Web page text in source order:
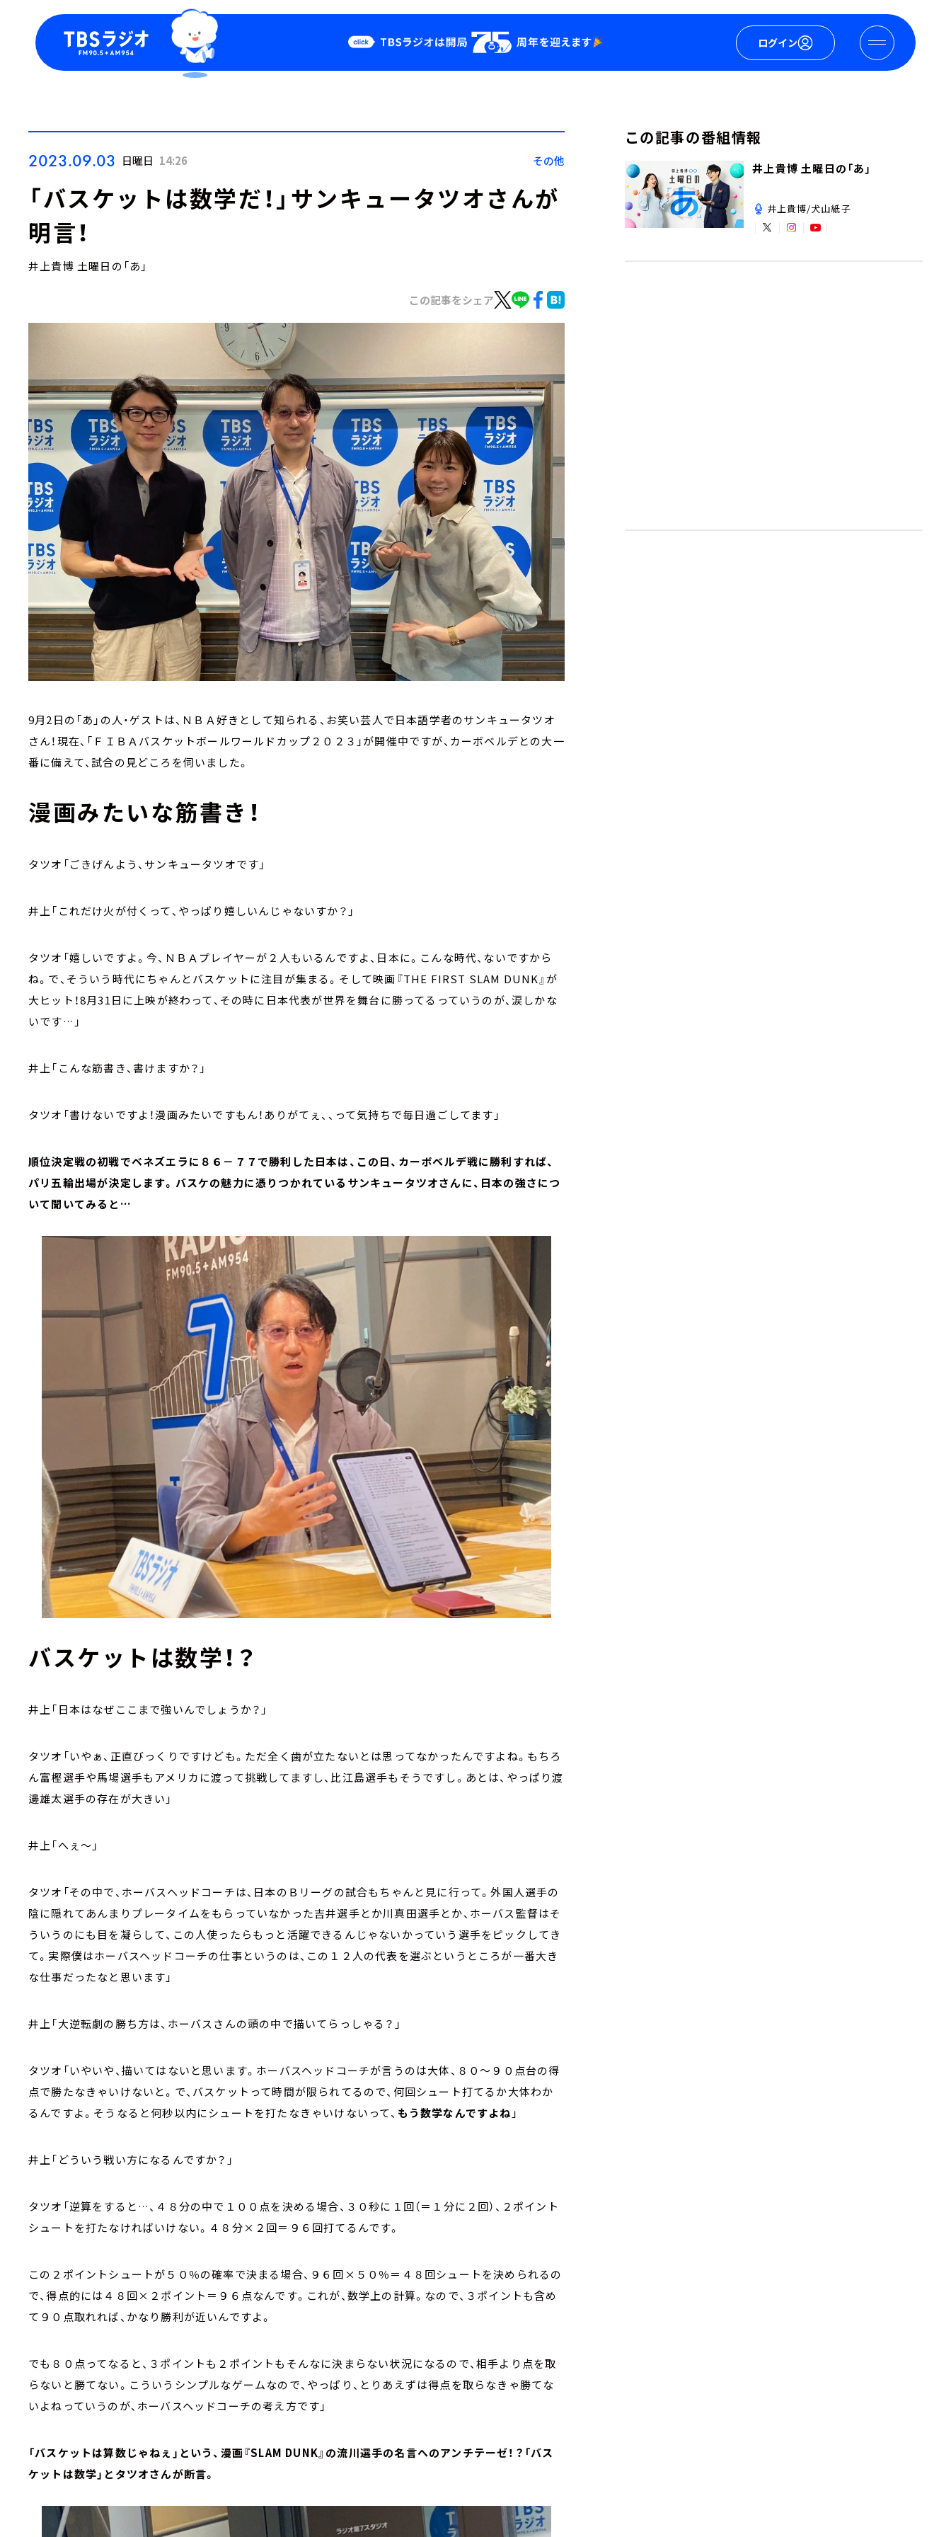
ログイン
Podcast
YouTube
2023.09.03 日曜日 14:26 その他
「バスケットは数学だ！」サンキュータツオさんが
明言！
井上貴博 土曜日の「あ」
この記事をシェア
9月2日の「あ」の人・ゲストは、ＮＢＡ好きとして知られる、お笑い芸人で日本語学者のサンキュータツオ
さん！現在、「ＦＩＢＡバスケットボールワールドカップ２０２３」が開催中ですが、カーボベルデとの大一
番に備えて、試合の見どころを伺いました。
漫画みたいな筋書き！
タツオ「ごきげんよう、サンキュータツオです」
井上「これだけ火が付くって、やっぱり嬉しいんじゃないすか？」
タツオ「嬉しいですよ。今、ＮＢＡプレイヤーが２人もいるんですよ、日本に。こんな時代、ないですから
ね。で、そういう時代にちゃんとバスケットに注目が集まる。そして映画『THE FIRST SLAM DUNK』が
大ヒット！8月31日に上映が終わって、その時に日本代表が世界を舞台に勝ってるっていうのが、涙しかな
いです…」
井上「こんな筋書き、書けますか？」
タツオ「書けないですよ！漫画みたいですもん！ありがてぇ、、って気持ちで毎日過ごしてます」
順位決定戦の初戦でベネズエラに８６－７７で勝利した日本は、この日、カーボベルデ戦に勝利すれば、
パリ五輪出場が決定します。バスケの魅力に憑りつかれているサンキュータツオさんに、日本の強さにつ
いて聞いてみると…
バスケットは数学！？
井上「日本はなぜここまで強いんでしょうか？」
タツオ「いやぁ、正直びっくりですけども。ただ全く歯が立たないとは思ってなかったんですよね。もちろ
ん富樫選手や馬場選手もアメリカに渡って挑戦してますし、比江島選手もそうですし。あとは、やっぱり渡
邊雄太選手の存在が大きい」
井上「へぇ～」
タツオ「その中で、ホーバスヘッドコーチは、日本のＢリーグの試合もちゃんと見に行って。外国人選手の
陰に隠れてあんまりプレータイムをもらっていなかった吉井選手とか川真田選手とか、ホーバス監督はそ
ういうのにも目を凝らして、この人使ったらもっと活躍できるんじゃないかっていう選手をピックしてき
て。実際僕はホーバスヘッドコーチの仕事というのは、この１２人の代表を選ぶというところが一番大き
な仕事だったなと思います」
井上「大逆転劇の勝ち方は、ホーバスさんの頭の中で描いてらっしゃる？」
タツオ「いやいや、描いてはないと思います。ホーバスヘッドコーチが言うのは大体、８０～９０点台の得
点で勝たなきゃいけないと。で、バスケットって時間が限られてるので、何回シュート打てるか大体わか
るんですよ。そうなると何秒以内にシュートを打たなきゃいけないって、 もう数学なんですよね 」
井上「どういう戦い方になるんですか？」
タツオ「逆算をすると…、４８分の中で１００点を決める場合、３０秒に１回（＝１分に２回）、２ポイント
シュートを打たなければいけない。４８分×２回＝９６回打てるんです。
この２ポイントシュートが５０％の確率で決まる場合、９６回×５０％＝４８回シュートを決められるの
で、得点的には４８回×２ポイント＝９６点なんです。これが、数学上の計算。なので、３ポイントも含め
て９０点取れれば、かなり勝利が近いんですよ。
でも８０点ってなると、３ポイントも２ポイントもそんなに決まらない状況になるので、相手より点を取
らないと勝てない。こういうシンプルなゲームなので、やっぱり、とりあえずは得点を取らなきゃ勝てな
いよねっていうのが、ホーバスヘッドコーチの考え方です」
「バスケットは算数じゃねぇ」という、漫画『SLAM DUNK』の流川選手の名言へのアンチテーゼ！？「バス
ケットは数学」とタツオさんが断言。
この記事の番組情報
井上貴博 土曜日の「あ」
井上貴博/犬山紙子